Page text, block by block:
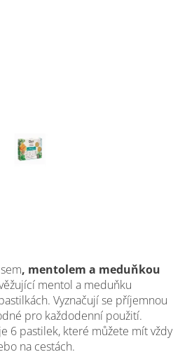
, mentolem a meduňkou
mentol a meduňku
Vyznačují se příjemnou
pro každodenní použití.
6 pastilek, které můžete mít vždy
na cestách.